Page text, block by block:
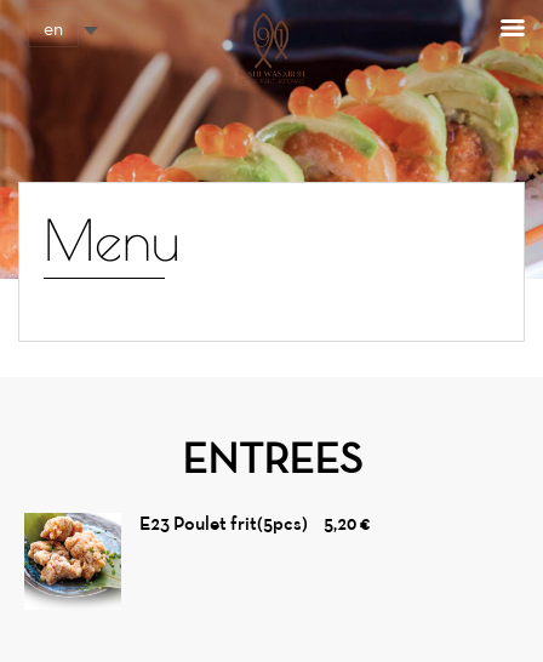
en
Menu
ENTREES
E23 Poulet frit(5pcs) 5,20 €
Cookies management panel